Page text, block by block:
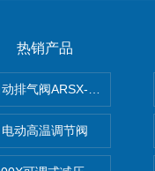
热销产品
动排气阀ARSX-0015/
电动高温调节阀